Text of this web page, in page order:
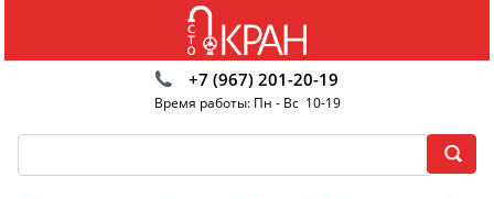
+7 (967) 201-20-19
Время работы: Пн - Вс 10-19